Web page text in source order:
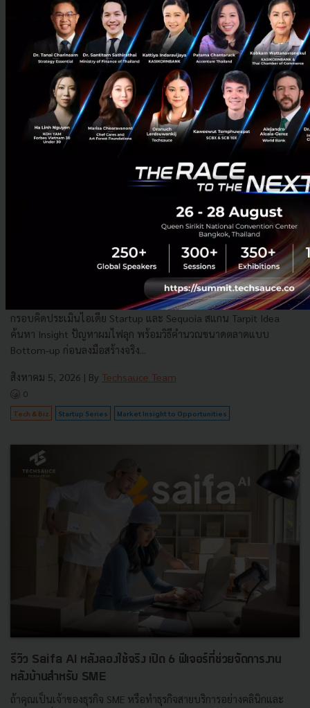
AI SSD GPU DRAM
ไอเดียเริ่มทำ Startup ต้องดูอย่างไรว่า ‘ไปรอด’ รู้ทัน Tarpit
Idea กับดักไอเดียดูดีที่ VC เตือนให้ถอยห่าง
กรอบคิดประเมินไอเดีย Startup และ Sequoia สแกน Tarpit Idea
ค้นหา Insight ปัญหาผมไฟลุก พร้อมวิธีคำนวณขนาดตลาดแบบ
Bottom-up ก่อนลงมือสร้างจริง...
สิงหาคม 5, 2026 | By Techsauce Team
0
Tech & Biz Startup Series Market Insight to Opportunities
รีวิว Saifa AI หลังลองใช้จริง เปิด 6 ฟีเจอร์ที่ช่วยจัดการงาน
หลังบ้านสำหรับ SME
ถ้าคุณเป็นเจ้าของธุรกิจ SME หรือทำธุรกิจสายบริการอย่างคลินิกและ